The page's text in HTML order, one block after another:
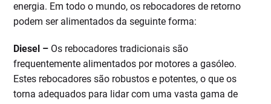
energia. Em todo o mundo, os rebocadores de retorno
podem ser alimentados da seguinte forma:
Diesel – Os rebocadores tradicionais são
frequentemente alimentados por motores a gasóleo.
Estes rebocadores são robustos e potentes, o que os
torna adequados para lidar com uma vasta gama de